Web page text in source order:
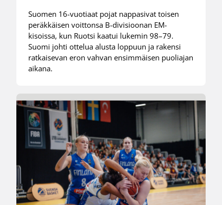
Suomen 16-vuotiaat pojat nappasivat toisen
peräkkäisen voittonsa B-divisioonan EM-
kisoissa, kun Ruotsi kaatui lukemin 98–79.
Suomi johti ottelua alusta loppuun ja rakensi
ratkaisevan eron vahvan ensimmäisen puoliajan
aikana.